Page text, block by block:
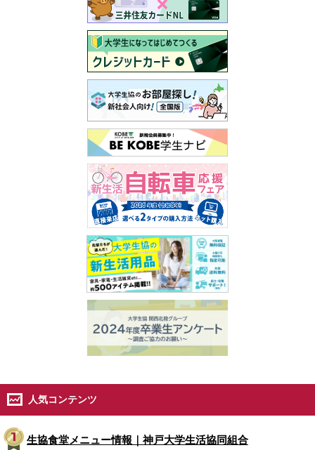
人気コンテンツ
生協食堂メニュー情報｜神戸大学生活協同組合